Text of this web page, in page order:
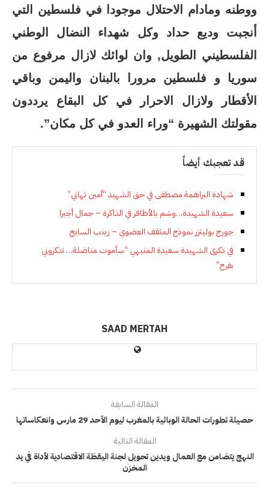
ووطنه ومادام الاحتلال موجودا في فلسطين التي
أنجبت وديع حداد وكل شهداء النضال الوطني
الفلسطيني الطويل, وان لوائك لازال مرفوع من
سوريا و فلسطين مرورا بالبنان واليمن وباقي
الأقطار ولازال الاحرار في كل البقاع يرددون
مقولتك الشهيرة “وراء العدو في كل مكان”.
قد تعجبك أيضاً
شهادة البراهمة مصطفى في حق الشهيد “أمين تهاني”
سعيدة الشهيدة…وشم بالأظافر في الذاكرة – جمال أجبرا
جورج بوليتزر نموذج المثقف العضوي – زينب السايح
في ذكرى الشهيدة سعيدة المنبهي “سأموت مناضلة… تذكروني
بفرح”
SAAD MERTAH
المقالة السابقة
حصيلة تطورات الحالة الوبائية بالمغرب ليوم الأحد 29 مارس وانعكاساتها
المقالة التالية
النهج يتضامن مع العمال ويدين تحويل لجنة اليقظة الاقتصادية لأداة في يد
المخزن